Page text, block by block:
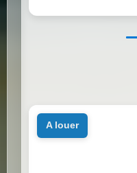
a louer